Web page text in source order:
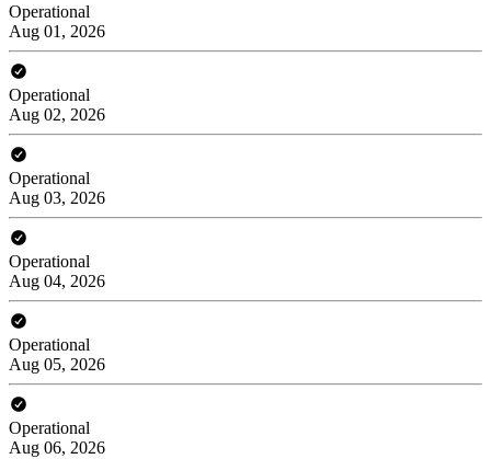
Operational
Aug 01, 2026
Operational
Aug 02, 2026
Operational
Aug 03, 2026
Operational
Aug 04, 2026
Operational
Aug 05, 2026
Operational
Aug 06, 2026